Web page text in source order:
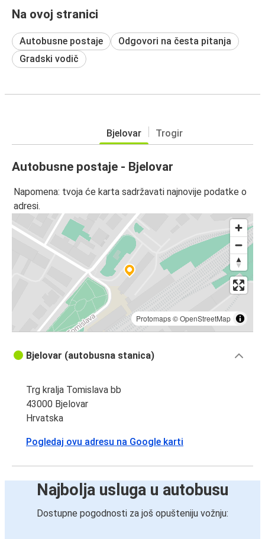
Na ovoj stranici
Autobusne postaje
Odgovori na česta pitanja
Gradski vodič
Bjelovar Trogir
Autobusne postaje - Bjelovar
Napomena: tvoja će karta sadržavati najnovije podatke o
adresi.
Protomaps©OpenStreetMap
Bjelovar (autobusna stanica)
Trg kralja Tomislava bb
43000 Bjelovar
Hrvatska
Pogledaj ovu adresu na Google karti
Najbolja usluga u autobusu
Dostupne pogodnosti za još opušteniju vožnju: